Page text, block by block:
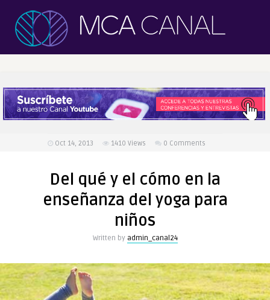
Oct 14, 2013 1410 Views 0 Comments
Del qué y el cómo en la
enseñanza del yoga para
niños
Written by admin_canal24